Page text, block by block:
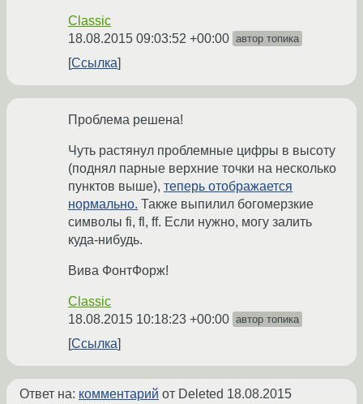
Classic
18.08.2015 09:03:52 +00:00 автор топика
Ссылка
Проблема решена!
Чуть растянул проблемные цифры в высоту
(поднял парные верхние точки на несколько
пунктов выше), теперь отображается
нормально. Также выпилил богомерзкие
символы fi, fl, ff. Если нужно, могу залить
куда-нибудь.
Вива ФонтФорж!
Classic
18.08.2015 10:18:23 +00:00 автор топика
Ссылка
Ответ на: комментарий от Deleted 18.08.2015